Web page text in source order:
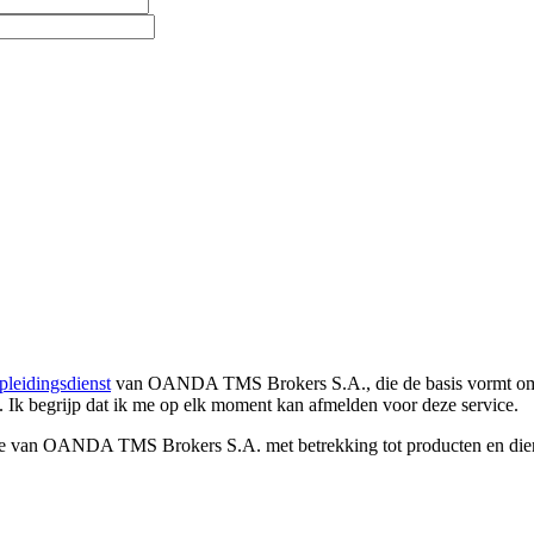
van OANDA TMS Brokers S.A., die de basis vormt
Ik begrijp dat ik me op elk moment kan afmelden voor deze service.
OANDA TMS Brokers S.A. met betrekking tot producten en